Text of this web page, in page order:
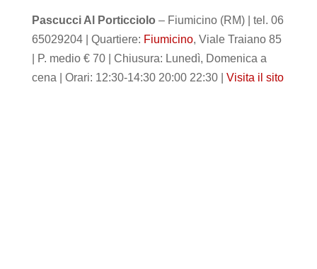
Pascucci Al Porticciolo – Fiumicino (RM) | tel. 06
65029204 | Quartiere: Fiumicino, Viale Traiano 85
| P. medio € 70 | Chiusura: Lunedì, Domenica a
cena | Orari: 12:30-14:30 20:00 22:30 | Visita il sito